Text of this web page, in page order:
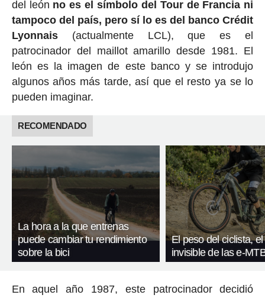
del león no es el símbolo del Tour de Francia ni
tampoco del país, pero sí lo es del banco Crédit
Lyonnais(actualmente LCL), que es el
patrocinador del maillot amarillo desde 1981. El
león es la imagen de este banco y se introdujo
algunos años más tarde, así que el resto ya se lo
pueden imaginar.
RECOMENDADO
La hora a la que entrenas
puede cambiar tu rendimiento
sobre la bici
El peso del ciclista,
invisible de las e-
En aquel año 1987, este patrocinador decidió